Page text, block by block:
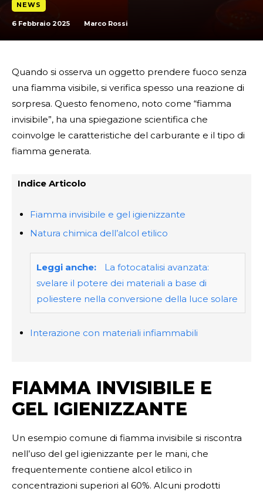
NEWS
6 Febbraio 2025 Marco Rossi
Quando si osserva un oggetto prendere fuoco senza
una fiamma visibile, si verifica spesso una reazione di
sorpresa. Questo fenomeno, noto come “fiamma
invisibile”, ha una spiegazione scientifica che
coinvolge le caratteristiche del carburante e il tipo di
fiamma generata.
Indice Articolo
Fiamma invisibile e gel igienizzante
Natura chimica dell’alcol etilico
Leggi anche:
La fotocatalisi avanzata:
svelare il potere dei materiali a base di
poliestere nella conversione della luce solare
Interazione con materiali infiammabili
FIAMMA INVISIBILE E
GEL IGIENIZZANTE
Un esempio comune di fiamma invisibile si riscontra
nell’uso del gel igienizzante per le mani, che
frequentemente contiene alcol etilico in
concentrazioni superiori al 60%. Alcuni prodotti